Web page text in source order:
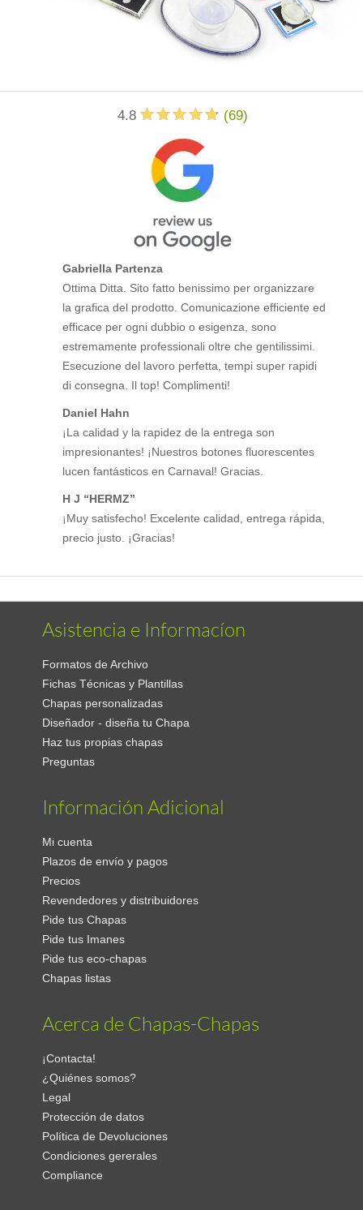
4.8 (69)
Gabriella Partenza
Ottima Ditta. Sito fatto benissimo per organizzare
la grafica del prodotto. Comunicazione efficiente ed
efficace per ogni dubbio o esigenza, sono
estremamente professionali oltre che gentilissimi.
Esecuzione del lavoro perfetta, tempi super rapidi
di consegna. Il top! Complimenti!
Daniel Hahn
¡La calidad y la rapidez de la entrega son
impresionantes! ¡Nuestros botones fluorescentes
lucen fantásticos en Carnaval! Gracias.
H J “HERMZ”
¡Muy satisfecho! Excelente calidad, entrega rápida,
precio justo. ¡Gracias!
Asistencia e Informacíon
Formatos de Archivo
Fichas Técnicas y Plantillas
Chapas personalizadas
Diseñador - diseña tu Chapa
Haz tus propias chapas
Preguntas
Información Adicional
Mi cuenta
Plazos de envío y pagos
Precios
Revendedores y distribuidores
Pide tus Chapas
Pide tus Imanes
Pide tus eco-chapas
Chapas listas
Acerca de Chapas-Chapas
¡Contacta!
¿Quiénes somos?
Legal
Protección de datos
Política de Devoluciones
Condiciones gererales
Compliance